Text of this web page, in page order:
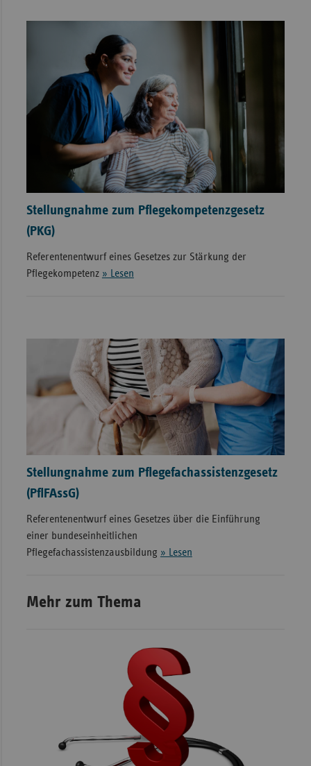
Stellungnahme zum Pflegekompetenzgesetz
(PKG)
Referentenentwurf eines Gesetzes zur Stärkung der
Pflegekompetenz » Lesen
Stellungnahme zum Pflegefachassistenzgesetz
(PflFAssG)
Referentenentwurf eines Gesetzes über die Einführung
einer bundeseinheitlichen
Pflegefachassistenzausbildung » Lesen
Mehr zum Thema